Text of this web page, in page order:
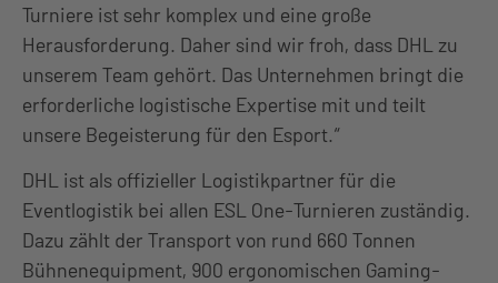
Turniere ist sehr komplex und eine große
Herausforderung. Daher sind wir froh, dass DHL zu
unserem Team gehört. Das Unternehmen bringt die
erforderliche logistische Expertise mit und teilt
unsere Begeisterung für den Esport.“
DHL ist als offizieller Logistikpartner für die
Eventlogistik bei allen ESL One-Turnieren zuständig.
Dazu zählt der Transport von rund 660 Tonnen
Bühnenequipment, 900 ergonomischen Gaming-